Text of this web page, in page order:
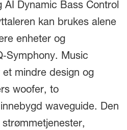
AI Dynamic Bass Control
kan brukes alene
enheter og
Music
et mindre design og
woofer, to
waveguide. Den
strømmetjenester,